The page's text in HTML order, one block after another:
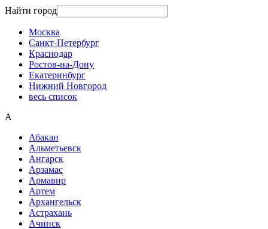
Найти город
Москва
Санкт-Петербург
Краснодар
Ростов-на-Дону
Екатеринбург
Нижний Новгород
весь список
А
Абакан
Альметьевск
Ангарск
Арзамас
Армавир
Артем
Архангельск
Астрахань
Ачинск